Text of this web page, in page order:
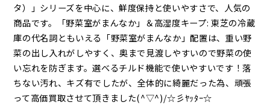
タ）」シリーズを中心に、鮮度保持と使いやすさで、人気の
商品です。「野菜室がまんなか」＆高湿度キープ: 東芝の冷蔵
庫の代名詞ともいえる「野菜室がまんなか」配置は、重い野
菜の出し入れがしやすく、奥まで見渡しやすいので野菜の使
い忘れを防ぎます。選べるチルド機能で使いやすいです！落
ちない汚れ、キズ有でしたが、全体的に綺麗だった為、頑張
って高価買取させて頂きました(^▽^)/☆彡ﾔｯﾀｰ☆